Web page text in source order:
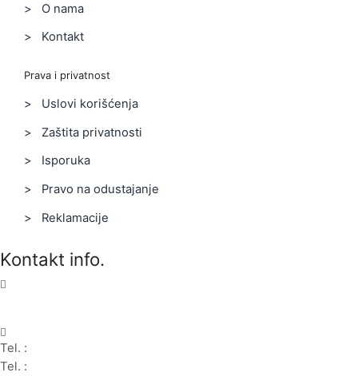
> O nama
> Kontakt
Prava i privatnost
> Uslovi korišćenja
> Zaštita privatnosti
> Isporuka
> Pravo na odustajanje
> Reklamacije
Kontakt info.
Tel. :
Tel. :